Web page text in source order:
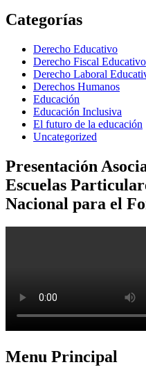
Categorías
Derecho Educativo
Derecho Fiscal Educativo
Derecho Laboral
Derechos Humanos
Educación
Educación Inclusiva
El futuro de la educación
Uncategorized
Presentación
Escuelas
Nacional para el
Menu Principal